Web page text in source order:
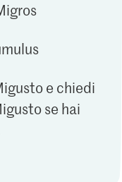
e chiedi
se hai